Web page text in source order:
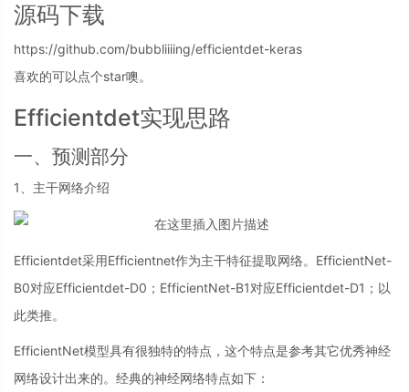
源码下载
https://github.com/bubbliiiing/efficientdet-keras
喜欢的可以点个star噢。
Efficientdet实现思路
一、预测部分
1、主干网络介绍
Efficientdet采用Efficientnet作为主干特征提取网络。EfficientNet-
B0对应Efficientdet-D0；EfficientNet-B1对应Efficientdet-D1；以
此类推。
EfficientNet模型具有很独特的特点，这个特点是参考其它优秀神经
网络设计出来的。经典的神经网络特点如下：